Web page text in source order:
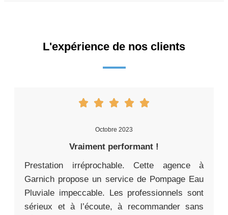
L'expérience de nos clients
Octobre 2023
Vraiment performant !
Prestation irréprochable. Cette agence à
Garnich propose un service de Pompage Eau
Pluviale impeccable. Les professionnels sont
sérieux et à l’écoute, à recommander sans